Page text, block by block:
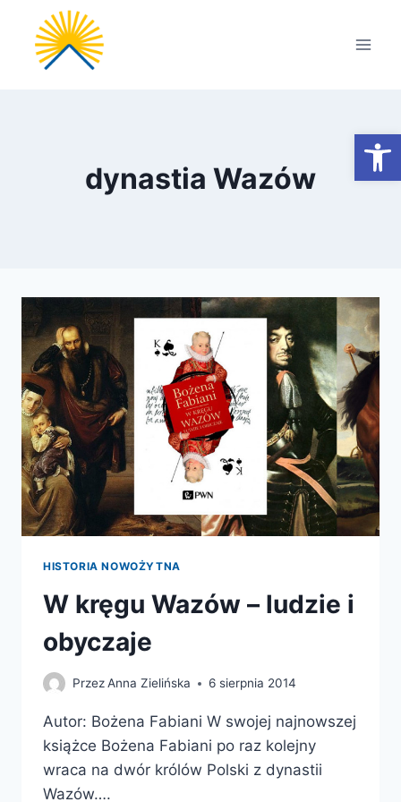
Przejdź
treści
dynastia Wazów
HISTORIA NOWOŻYTNA
W kręgu Wazów – ludzie i
obyczaje
PrzezAnna Zielińska 6 sierpnia 2014
Autor: Bożena Fabiani W swojej najnowszej
książce Bożena Fabiani po raz kolejny
wraca na dwór królów Polski z dynastii
Wazów….